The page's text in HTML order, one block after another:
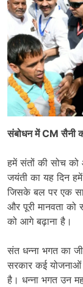
संबोधन में CM सैनी
हमें संतों की सोच
जयंती का यह दिन
जिसके बल पर एक
और पूरी मानवता को
को आगे बढ़ाना है।
संत धन्ना भगत का
सरकार कई योजनाओं
है। धन्ना भगत उन